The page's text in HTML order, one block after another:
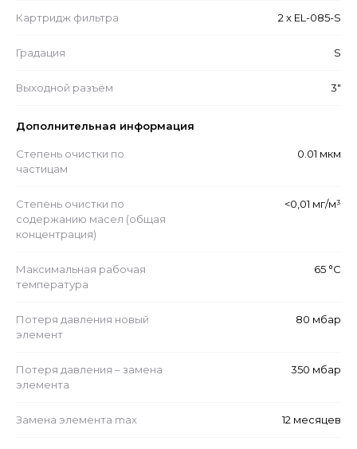
Картридж фильтра 2 x EL-085-S
Градация S
Выходной разъём 3"
Дополнительная информация
Степень очистки по
частицам
0.01 мкм
Степень очистки по
содержанию масел (общая
концентрация)
<0,01 мг/м³
Максимальная рабочая
температура
65 °С
Потеря давления новый
элемент
80 мбар
Потеря давления – замена
элемента
350 мбар
Замена элемента max 12 месяцев